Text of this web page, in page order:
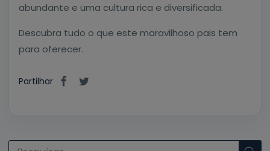
abundante e uma cultura rica e diversificada.
Descubra tudo o que este maravilhoso pais tem
para oferecer.
Partilhar